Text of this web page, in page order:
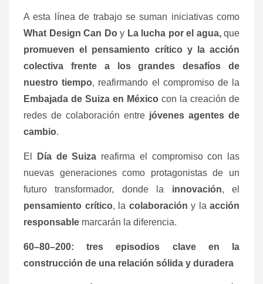
A esta línea de trabajo se suman iniciativas como
What Design Can Doy La lucha por el agua,que
promueven el pensamiento crítico y la acción
colectiva frente a los grandes desafíos de
nuestro tiempo, reafirmando el compromiso de la
Embajada de Suiza en México con la creación de
redes de colaboración entre jóvenes agentes de
cambio.
El Día de Suiza reafirma el compromiso con las
nuevas generaciones como protagonistas de un
futuro transformador, donde la innovación, el
pensamiento crítico, la colaboración y la acción
responsable marcarán la diferencia.
60–80–200: tres episodios clave en la
construcción de una relación sólida y duradera